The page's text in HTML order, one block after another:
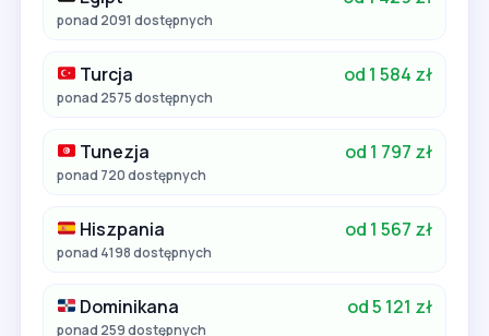
ponad 2091 dostępnych
Turcja od 1 584 zł
ponad 2575 dostępnych
Tunezja od 1 797 zł
ponad 720 dostępnych
Hiszpania od 1 567 zł
ponad 4198 dostępnych
Dominikana od 5 121 zł
ponad 259 dostępnych